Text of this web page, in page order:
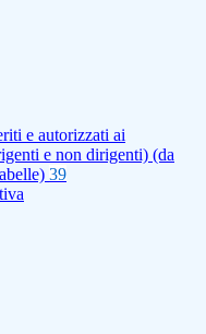
e autorizzati ai
e non dirigenti) (da
39